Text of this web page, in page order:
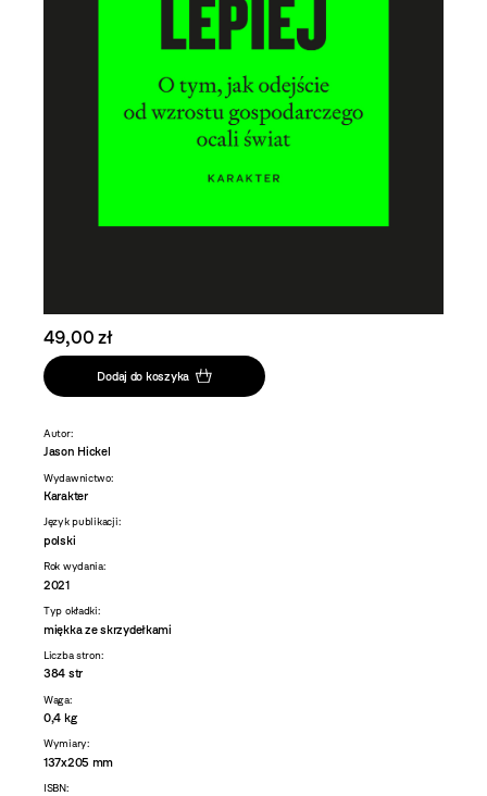
49,00 zł
Dodaj do koszyka
Autor:
Jason Hickel
Wydawnictwo:
Karakter
Język publikacji:
polski
Rok wydania:
2021
Typ okładki:
miękka ze skrzydełkami
Liczba stron:
384 str
Waga:
0,4 kg
Wymiary:
137x205 mm
ISBN: